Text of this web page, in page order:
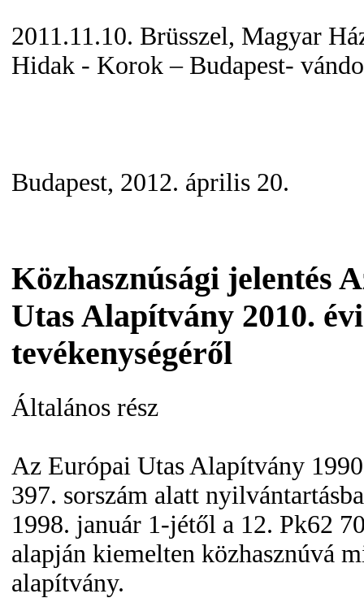
2011.11.10. Brüsszel, Magyar
Hidak - Korok – Budapest-
Budapest, 2012. április 20.
Közhasznúsági jelentés
Utas Alapítvány 2010. évi
tevékenységéről
Általános rész
Az Európai Utas Alapítvány
397. sorszám alatt
1998. január 1-jétől a 12. Pk62
alapján kiemelten közhasznúvá
alapítvány.